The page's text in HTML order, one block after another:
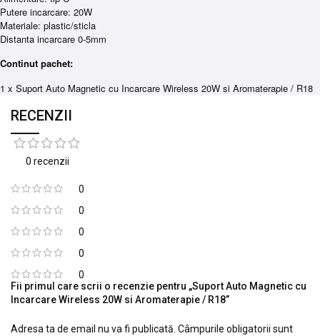
Putere incarcare: 20W
Materiale: plastic/sticla
Distanta incarcare 0-5mm
Continut pachet:
1 x Suport Auto Magnetic cu Incarcare Wireless 20W si Aromaterapie / R18
RECENZII
0 recenzii
0
0
0
0
0
Fii primul care scrii o recenzie pentru „Suport Auto Magnetic cu
Incarcare Wireless 20W si Aromaterapie / R18”
Adresa ta de email nu va fi publicată. Câmpurile obligatorii sunt